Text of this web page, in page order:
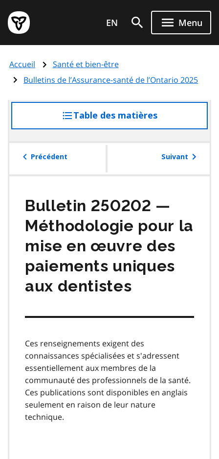
au
contenu
principal
Page
d'accueil
de
l'Ontario
EN Menu
Accueil
Santé et bien-être
Bulletins de l’Assurance-santé de l’Ontario 2025
Table des matières
à
table
Précédent Suivant
Bulletin 250202 —
Méthodologie pour la
mise en œuvre des
paiements uniques
aux dentistes
Ces renseignements exigent des
connaissances spécialisées et s'adressent
essentiellement aux membres de la
communauté des professionnels de la santé.
Ces publications sont disponibles en anglais
seulement en raison de leur nature
technique.